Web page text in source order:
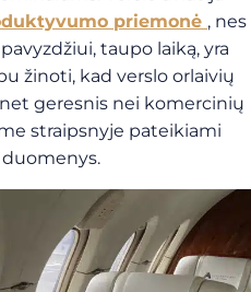
priemonė , nes
pavyzdžiui, taupo laiką, yra
žinoti, kad verslo orlaivių
geresnis nei komercinių
straipsnyje pateikiami